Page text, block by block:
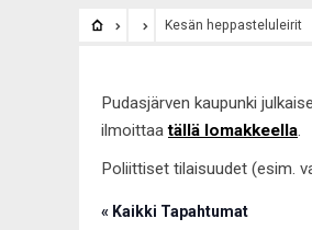
Kesän heppasteluleirit
Pudasjärven kaupunki
ilmoittaatällä lomakkeella.
Poliittiset tilaisuudet (esim.
« Kaikki Tapahtumat